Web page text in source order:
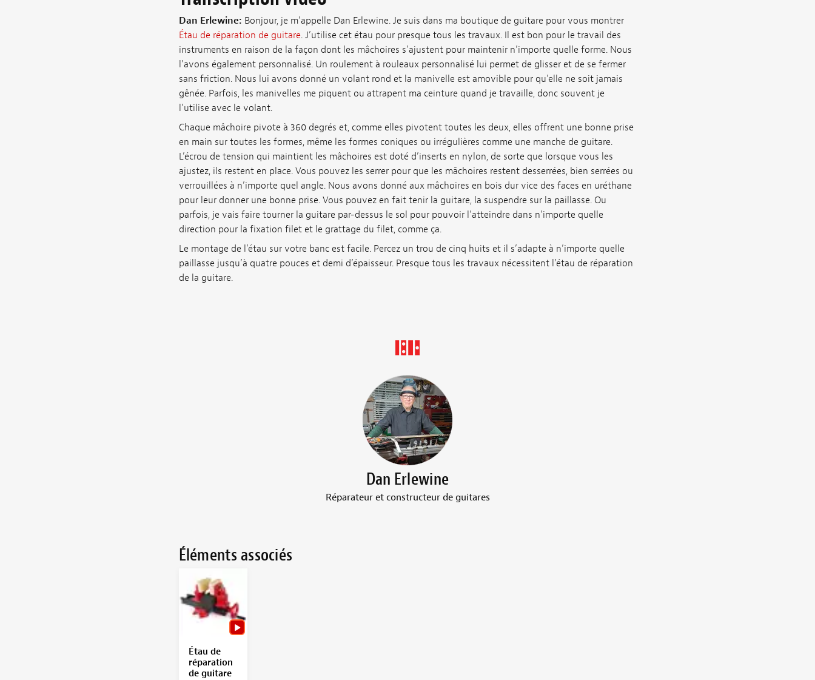
Dan Erlewine: Bonjour, je m’appelle Dan Erlewine. Je suis dans ma boutique de guitare pour vous montrer
Étau de réparation de guitare. J’utilise cet étau pour presque tous les travaux. Il est bon pour le travail des
instruments en raison de la façon dont les mâchoires s’ajustent pour maintenir n’importe quelle forme. Nous
l’avons également personnalisé. Un roulement à rouleaux personnalisé lui permet de glisser et de se fermer
sans friction. Nous lui avons donné un volant rond et la manivelle est amovible pour qu’elle ne soit jamais
gênée. Parfois, les manivelles me piquent ou attrapent ma ceinture quand je travaille, donc souvent je
l’utilise avec le volant.
Chaque mâchoire pivote à 360 degrés et, comme elles pivotent toutes les deux, elles offrent une bonne prise
en main sur toutes les formes, même les formes coniques ou irrégulières comme une manche de guitare.
L’écrou de tension qui maintient les mâchoires est doté d’inserts en nylon, de sorte que lorsque vous les
ajustez, ils restent en place. Vous pouvez les serrer pour que les mâchoires restent desserrées, bien serrées ou
verrouillées à n’importe quel angle. Nous avons donné aux mâchoires en bois dur vice des faces en uréthane
pour leur donner une bonne prise. Vous pouvez en fait tenir la guitare, la suspendre sur la paillasse. Ou
parfois, je vais faire tourner la guitare par-dessus le sol pour pouvoir l’atteindre dans n’importe quelle
direction pour la fixation filet et le grattage du filet, comme ça.
Le montage de l’étau sur votre banc est facile. Percez un trou de cinq huits et il s’adapte à n’importe quelle
paillasse jusqu’à quatre pouces et demi d’épaisseur. Presque tous les travaux nécessitent l’étau de réparation
de la guitare.
Dan Erlewine
Réparateur et constructeur de guitares
Éléments associés
Étau de
réparation
de guitare